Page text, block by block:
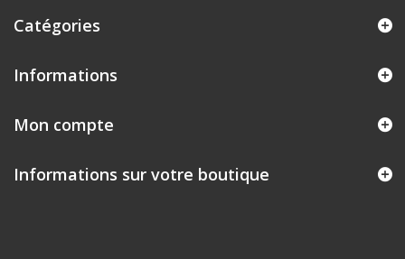
Catégories
Informations
Mon compte
Informations sur votre boutique